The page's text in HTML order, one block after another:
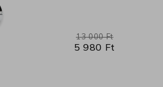
5 980 Ft
13 000 Ft